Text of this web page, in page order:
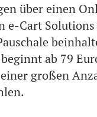
über einen
e-Cart
ab 79
großen